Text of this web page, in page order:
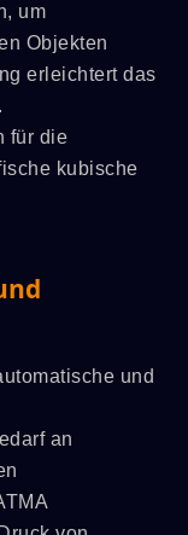
um
Objekten
erleichtert das
für die
kubische
und
an